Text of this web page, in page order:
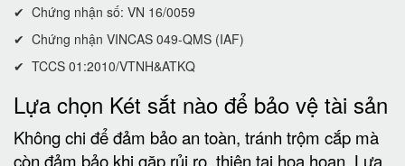
✔ Chứng nhận số: VN 16/0059
✔ Chứng nhận VINCAS 049-QMS (IAF)
✔ TCCS 01:2010/VTNH&ATKQ
Lựa chọn Két sắt nào để bảo vệ tài sản
Không chi để đảm bảo an toàn, tránh trộm cắp mà
còn đảm bảo khi gặp rủi ro, thiên tai họa hoạn. Lựa